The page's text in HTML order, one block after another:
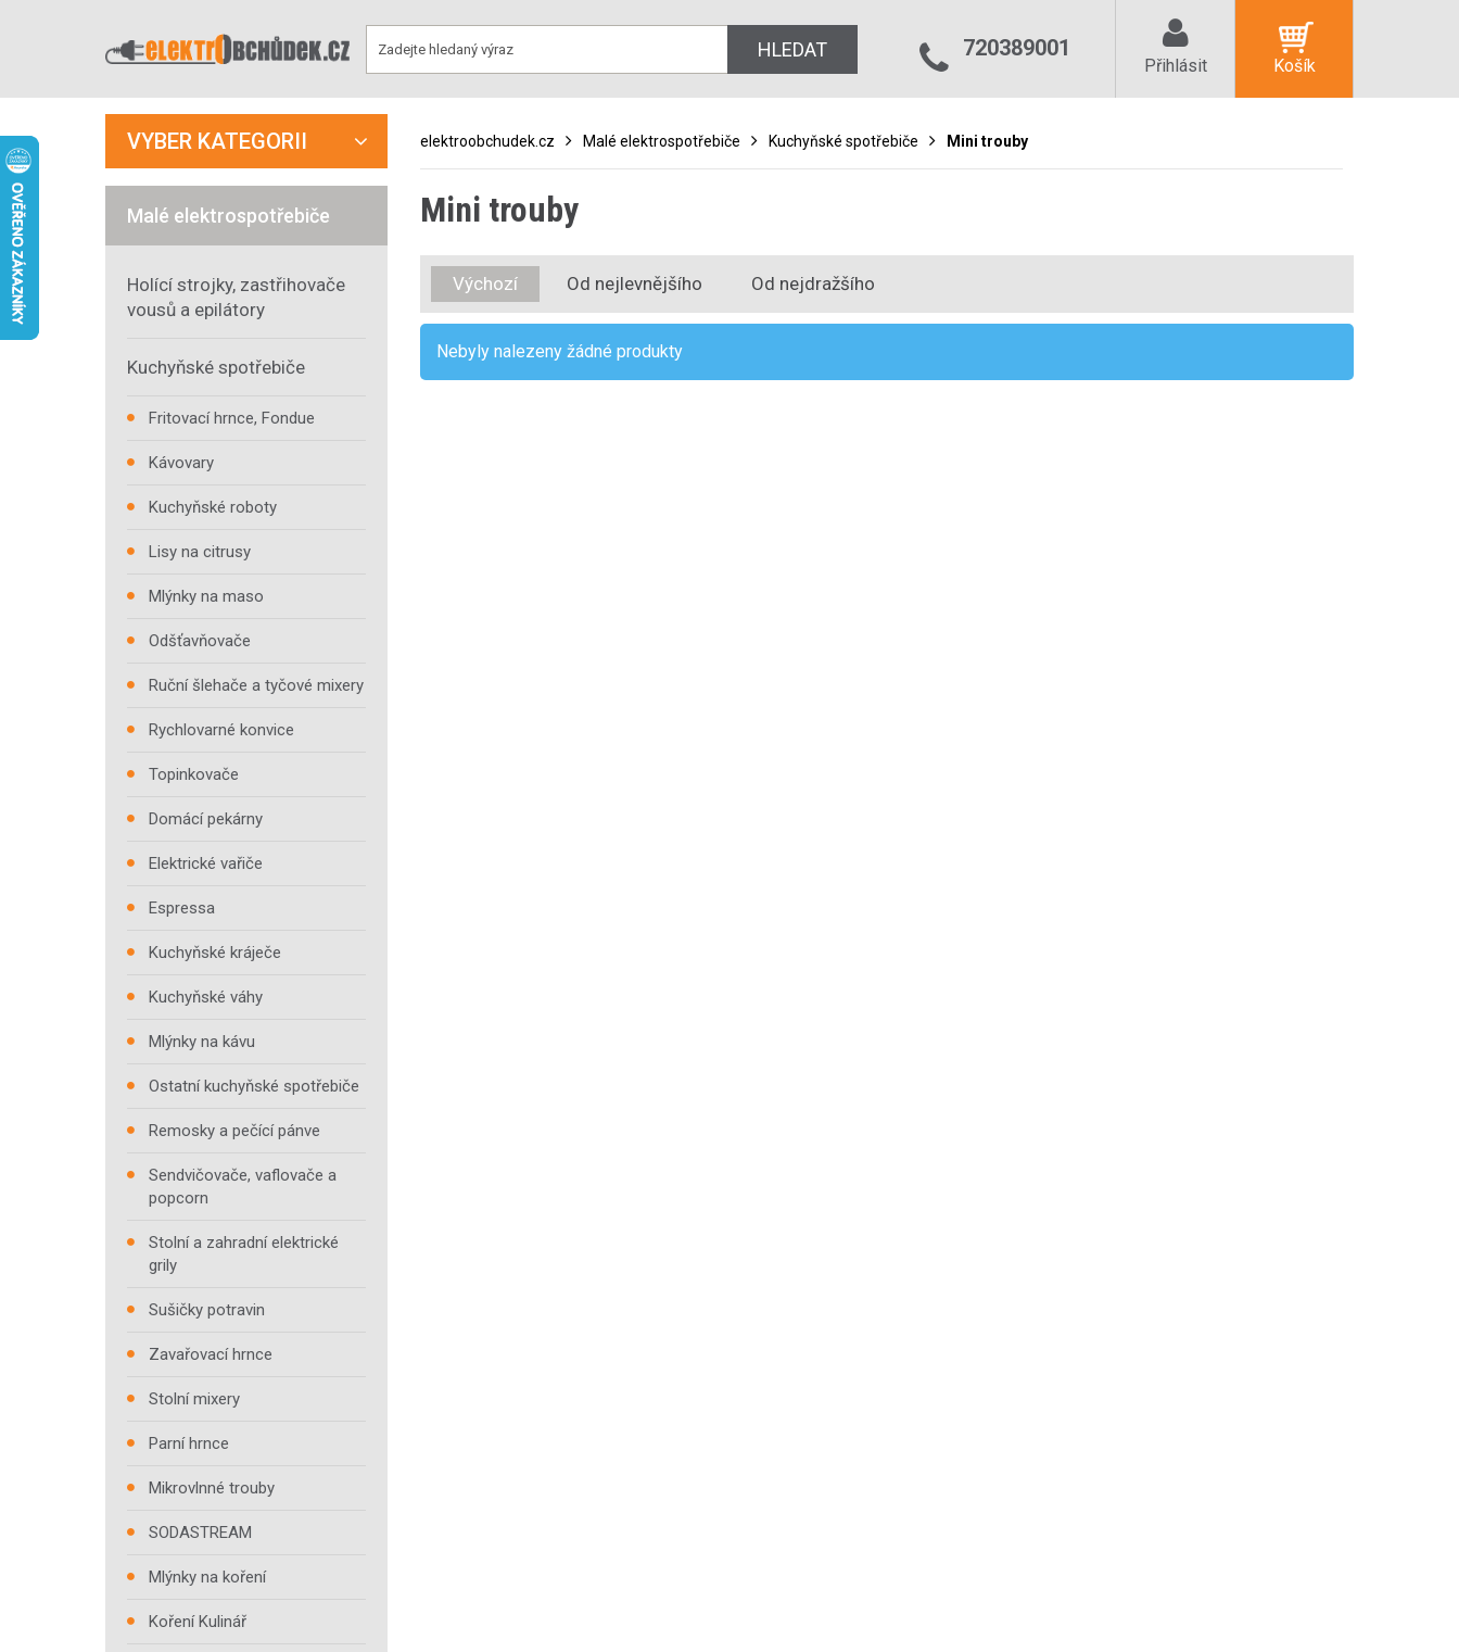
HLEDAT 720389001
Přihlásit Košík
VYBER KATEGORII elektroobchudek.cz Malé elektrospotřebiče Kuchyňské spotřebiče Mini trouby
Malé elektrospotřebiče
Holící strojky, zastřihovače
vousů a epilátory
Kuchyňské spotřebiče
Fritovací hrnce, Fondue
Kávovary
Kuchyňské roboty
Lisy na citrusy
Mlýnky na maso
Odšťavňovače
Ruční šlehače a tyčové mixery
Rychlovarné konvice
Topinkovače
Domácí pekárny
Elektrické vařiče
Espressa
Kuchyňské kráječe
Kuchyňské váhy
Mlýnky na kávu
Ostatní kuchyňské spotřebiče
Remosky a pečící pánve
Sendvičovače, vaflovače a
popcorn
Stolní a zahradní elektrické
grily
Sušičky potravin
Zavařovací hrnce
Stolní mixery
Parní hrnce
Mikrovlnné trouby
SODASTREAM
Mlýnky na koření
Koření Kulinář
Mini trouby
Výchozí Od nejlevnějšího Od nejdražšího
Nebyly nalezeny žádné produkty